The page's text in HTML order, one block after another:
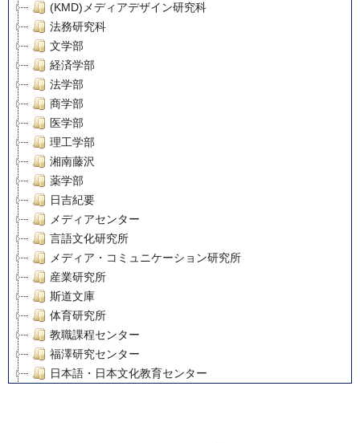
(KMD)メディアデザイン研究科
法務研究科
文学部
経済学部
法学部
商学部
医学部
理工学部
湘南藤沢
薬学部
日吉紀要
メディアセンター
言語文化研究所
メディア・コミュニケーション研究所
産業研究所
斯道文庫
体育研究所
教職課程センター
福澤研究センター
日本語・日本文化教育センター